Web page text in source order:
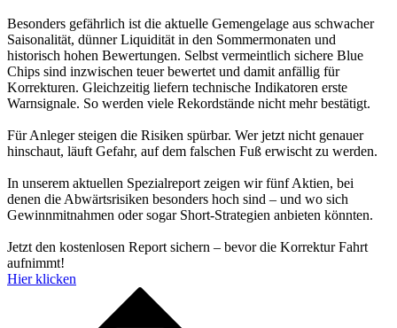
Besonders gefährlich ist die aktuelle Gemengelage aus schwacher
Saisonalität, dünner Liquidität in den Sommermonaten und
historisch hohen Bewertungen. Selbst vermeintlich sichere Blue
Chips sind inzwischen teuer bewertet und damit anfällig für
Korrekturen. Gleichzeitig liefern technische Indikatoren erste
Warnsignale. So werden viele Rekordstände nicht mehr bestätigt.
Für Anleger steigen die Risiken spürbar. Wer jetzt nicht genauer
hinschaut, läuft Gefahr, auf dem falschen Fuß erwischt zu werden.
In unserem aktuellen Spezialreport zeigen wir fünf Aktien, bei
denen die Abwärtsrisiken besonders hoch sind – und wo sich
Gewinnmitnahmen oder sogar Short-Strategien anbieten könnten.
Jetzt den kostenlosen Report sichern – bevor die Korrektur Fahrt
aufnimmt!
Hier klicken